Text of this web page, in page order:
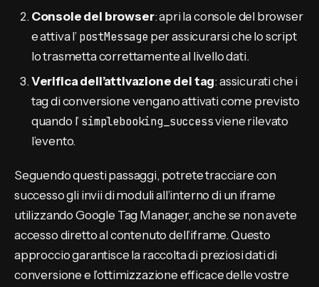
Console del browser: apri la console del browser
e attiva l’ postMessageper assicurarsi che lo script
lo trasmetta correttamente al livello dati.
Verifica dell’attivazione dei tag: assicurati che i
tag di conversione vengano attivati come previsto
quando l’ simplebooking_successviene rilevato
l’evento.
Seguendo questi passaggi, potrete tracciare con
successo gli invii di moduli all’interno di un iframe
utilizzando Google Tag Manager, anche se non avete
accesso diretto al contenuto dell’iframe. Questo
approccio garantisce la raccolta di preziosi dati di
conversione e l’ottimizzazione efficace delle vostre